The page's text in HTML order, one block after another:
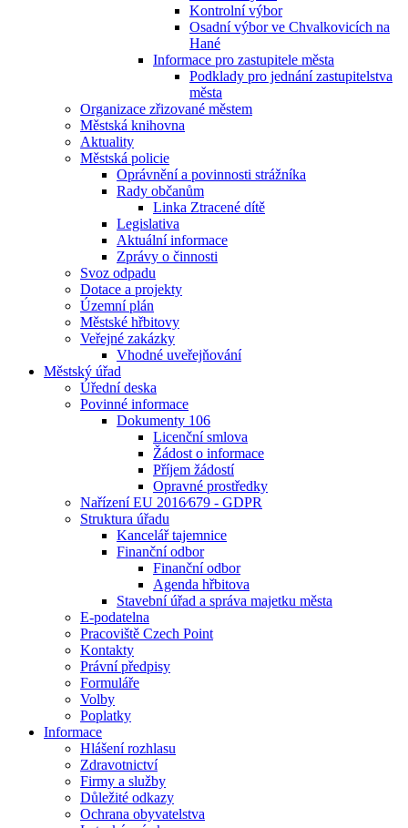
Kontrolní výbor
Osadní výbor ve Chvalkovicích na
Hané
Informace pro zastupitele města
Podklady pro jednání zastupitelstva
města
Organizace zřizované městem
Městská knihovna
Aktuality
Městská policie
Oprávnění a povinnosti strážníka
Rady občanům
Linka Ztracené dítě
Legislativa
Aktuální informace
Zprávy o činnosti
Svoz odpadu
Dotace a projekty
Územní plán
Městské hřbitovy
Veřejné zakázky
Vhodné uveřejňování
Městský úřad
Úřední deska
Povinné informace
Dokumenty 106
Licenční smlova
Žádost o informace
Příjem žádostí
Opravné prostředky
Nařízení EU 2016⁄679 - GDPR
Struktura úřadu
Kancelář tajemnice
Finanční odbor
Finanční odbor
Agenda hřbitova
Stavební úřad a správa majetku města
E-podatelna
Pracoviště Czech Point
Kontakty
Právní předpisy
Formuláře
Volby
Poplatky
Informace
Hlášení rozhlasu
Zdravotnictví
Firmy a služby
Důležité odkazy
Ochrana obyvatelstva